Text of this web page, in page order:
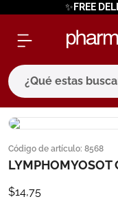
✨FREE
¿Qué estas buscando?
Código de artículo: 8568
LYMPHOMYOSOT
$14,75
términos más
1. eucerin
3.